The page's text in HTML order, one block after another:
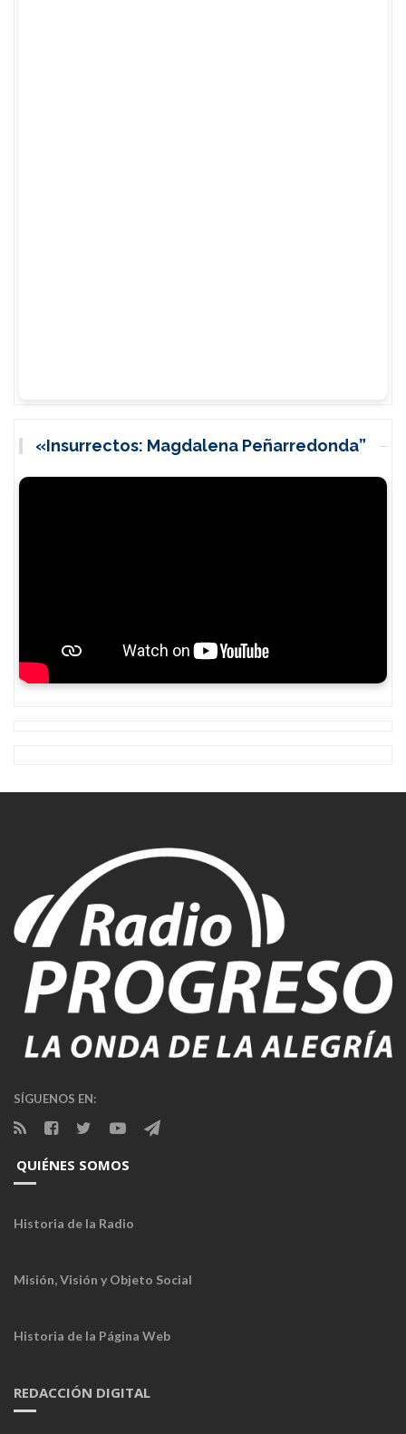
«Insurrectos: Magdalena Peñarredonda”
SÍGUENOS EN:
QUIÉNES SOMOS
Historia de la Radio
Misión, Visión y Objeto Social
Historia de la Página Web
REDACCIÓN DIGITAL